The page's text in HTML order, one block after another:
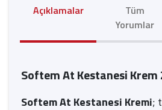
Açıklamalar
Tüm
Yorumlar
Softem At Kestanesi Krem
SoftemAt Kestanesi Kremi;